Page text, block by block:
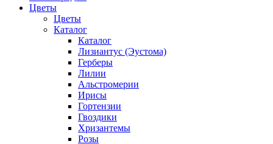
Цветы
Цветы
Каталог
Каталог
Лизиантус (Эустома)
Герберы
Лилии
Альстромерии
Ирисы
Гортензии
Гвоздики
Хризантемы
Розы